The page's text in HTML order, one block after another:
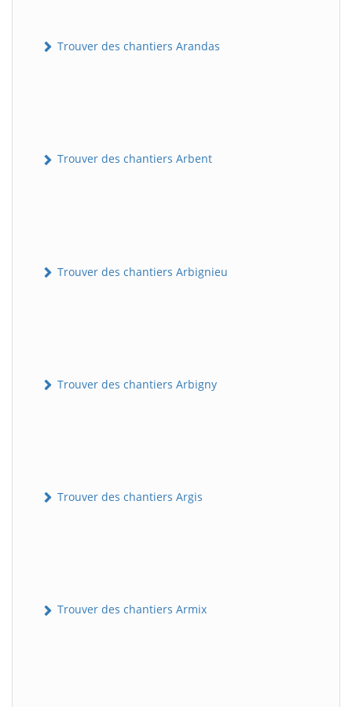
Trouver des chantiers Arandas
Trouver des chantiers Arbent
Trouver des chantiers Arbignieu
Trouver des chantiers Arbigny
Trouver des chantiers Argis
Trouver des chantiers Armix